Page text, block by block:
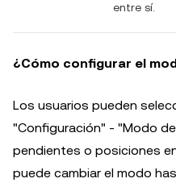
entre sí.
¿Cómo configurar el
Los usuarios pueden
"Configuración" - "Modo
pendientes o posiciones
puede cambiar el modo